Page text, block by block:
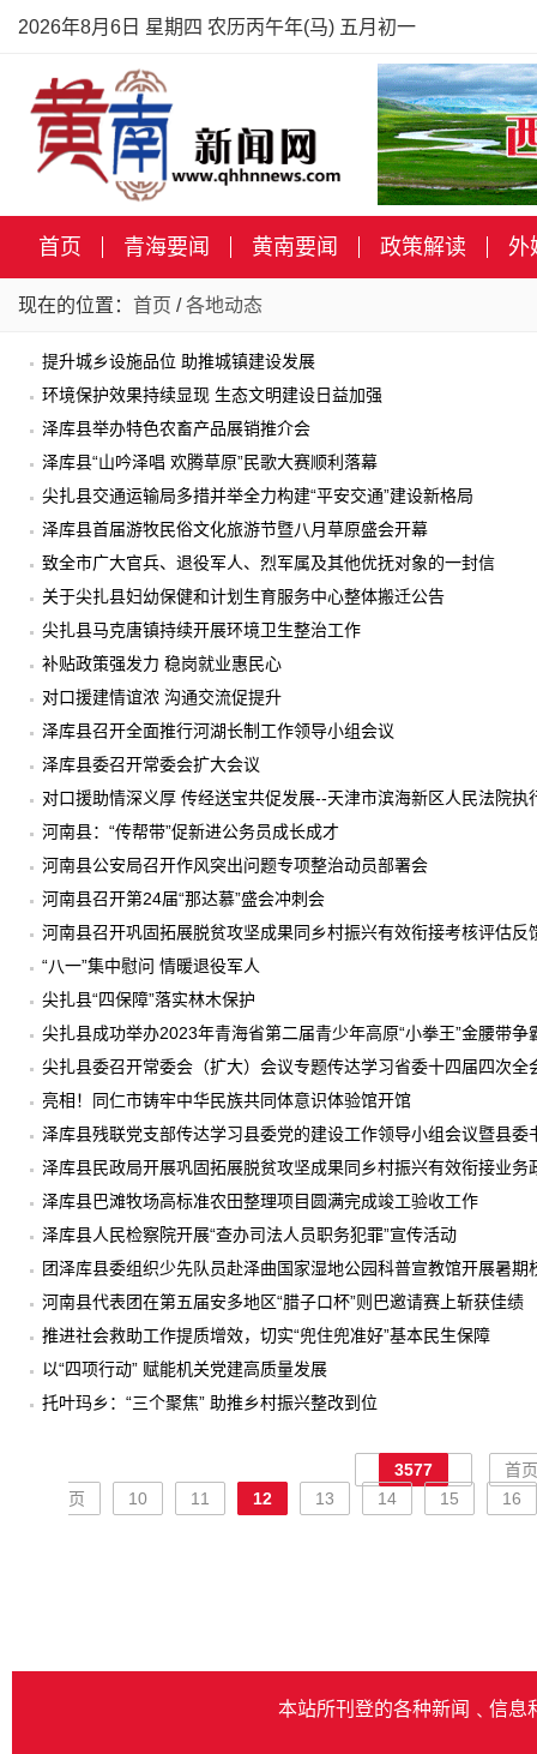
2026年8月6日 星期四 农历丙午年(马) 五月初一
首页 青海要闻 黄南要闻 政策解读 外
现在的位置： 首页 /各地动态
提升城乡设施品位 助推城镇建设发展
环境保护效果持续显现 生态文明建设日益加强
泽库县举办特色农畜产品展销推介会
泽库县“山吟泽唱 欢腾草原”民歌大赛顺利落幕
尖扎县交通运输局多措并举全力构建“平安交通”建设新格局
泽库县首届游牧民俗文化旅游节暨八月草原盛会开幕
致全市广大官兵、退役军人、烈军属及其他优抚对象的一封信
关于尖扎县妇幼保健和计划生育服务中心整体搬迁公告
尖扎县马克唐镇持续开展环境卫生整治工作
补贴政策强发力 稳岗就业惠民心
对口援建情谊浓 沟通交流促提升
泽库县召开全面推行河湖长制工作领导小组会议
泽库县委召开常委会扩大会议
对口援助情深义厚 传经送宝共促发展--天津市滨海新区人民法院
程业务知识
河南县：“传帮带”促新进公务员成长成才
河南县公安局召开作风突出问题专项整治动员部署会
河南县召开第24届“那达慕”盛会冲刺会
河南县召开巩固拓展脱贫攻坚成果同乡村振兴有效衔接考核评估反
“八一”集中慰问 情暖退役军人
尖扎县“四保障”落实林木保护
尖扎县成功举办2023年青海省第二届青少年高原“小拳王”金腰带争
尖扎县委召开常委会（扩大）会议专题传达学习省委十四届四次全
亮相！同仁市铸牢中华民族共同体意识体验馆开馆
泽库县残联党支部传达学习县委党的建设工作领导小组会议暨县
泽库县民政局开展巩固拓展脱贫攻坚成果同乡村振兴有效衔接业务
泽库县巴滩牧场高标准农田整理项目圆满完成竣工验收工作
泽库县人民检察院开展“查办司法人员职务犯罪”宣传活动
团泽库县委组织少先队员赴泽曲国家湿地公园科普宣教馆开展暑期
河南县代表团在第五届安多地区“腊子口杯”则巴邀请赛上斩获佳绩
推进社会救助工作提质增效，切实“兜住兜准好”基本民生保障
以“四项行动” 赋能机关党建高质量发展
托叶玛乡：“三个聚焦” 助推乡村振兴整改到位
3577
首
页
10 11 12 13 14 15 16
本站所刊登的各种新闻﹑信息